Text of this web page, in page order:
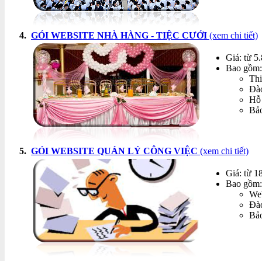
4. GÓI WEBSITE NHÀ HÀNG - TIỆC CƯỚI (xem chi tiết)
Giá: từ
Bao gồm:
Hỗ
5. GÓI WEBSITE QUẢN LÝ CÔNG VIỆC (xem chi tiết)
Giá: từ
Bao gồm: